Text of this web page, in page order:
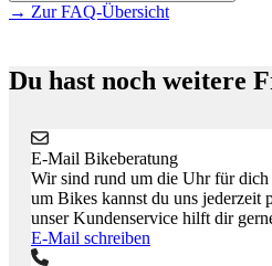
→ Zur FAQ-Übersicht
Du hast noch weitere
E-Mail Bikeberatung
Wir sind rund um die Uhr für
um Bikes kannst du uns jederzeit
unser Kundenservice hilft dir
E-Mail schreiben